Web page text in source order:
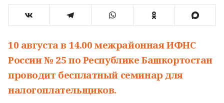
10 августа в 14.00 межрайонная ИФНС
России № 25 по Республике Башкортостан
проводит бесплатный семинар для
налогоплательщиков.